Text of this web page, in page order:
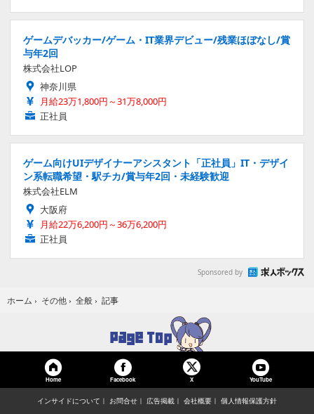
ゲームデバッカー/ゲーム・IT業界デビュー/残業ほぼなし/賞
与年2回
株式会社LOP
神奈川県
月給23万1,800円～31万8,000円
正社員
ゲーム向けUIデザイナーアシスタント「正社員」IT・デザイ
ン系転職希望・駅チカ/賞与年2回・未経験歓迎
株式会社ELM
大阪府
月給22万6,200円～36万6,200円
正社員
Sponsored by
ホーム › その他 › 全般 › 記事
Home Facebook X YouTube
インサイドについて お問合せ 広告掲載 会社概要 個人情報保護方針